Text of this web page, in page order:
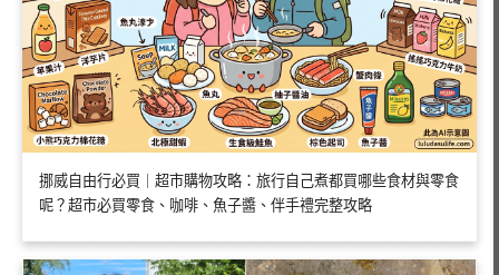
挪威自由行必買｜超市購物攻略：旅行自己煮都買哪些食材與零食
呢？超市必買零食、咖啡、魚子醬、伴手禮完整攻略